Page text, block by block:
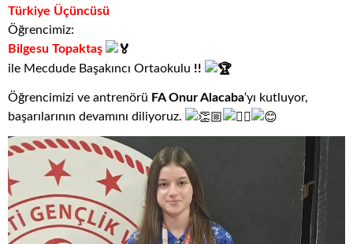
Türkiye Üçüncüsü
Öğrencimiz:
Bilgesu Topaktaş
ile Mecdude Başakıncı Ortaokulu !!
Öğrencimizi ve antrenörü FA Onur Alacaba‘yı kutluyor,
başarılarının devamını diliyoruz.